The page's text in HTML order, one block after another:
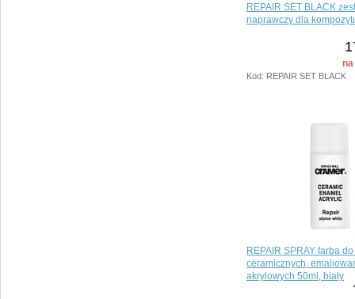
REPAIR SET BLACK
naprawczy dla
Kod: REPAIR SET BLACK
REPAIR SPRAY farba
ceramicznych,
akrylowych 50ml, biały